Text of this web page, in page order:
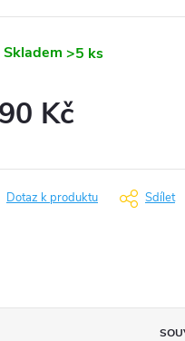
Skladem >5 ks
Kč
Dotaz k produktu Sdílet